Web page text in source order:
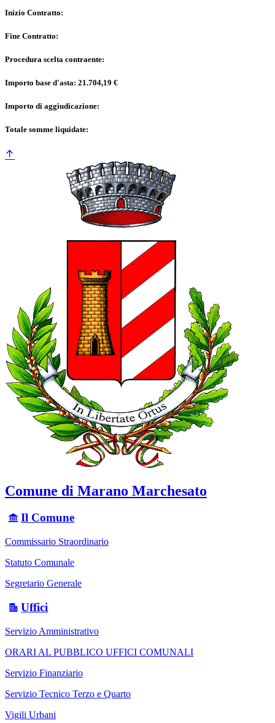
Inizio Contratto:
Fine Contratto:
Procedura scelta contraente:
Importo base d'asta: 21.704,19 €
Importo di aggiudicazione:
Totale somme liquidate:
Comune di Marano Marchesato
Il Comune
Commissario Straordinario
Statuto Comunale
Segretario Generale
Uffici
Servizio Amministrativo
ORARI AL PUBBLICO UFFICI COMUNALI
Servizio Finanziario
Servizio Tecnico Terzo e Quarto
Vigili Urbani